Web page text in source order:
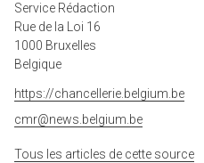
Service Rédaction
Rue de la Loi 16
1000 Bruxelles
Belgique
https://chancellerie.belgium.be
cmr@news.belgium.be
Tous les articles de cette source